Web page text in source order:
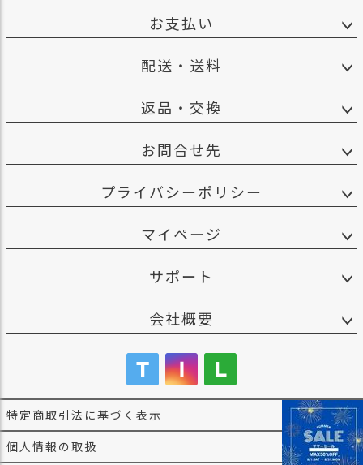
お支払い
配送・送料
返品・交換
お問合せ先
プライバシーポリシー
マイページ
サポート
会社概要
特定商取引法に基づく表示
個人情報の取扱